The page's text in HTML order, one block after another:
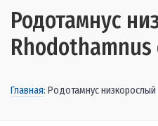
Родотамнус
Главная: Родотамнус